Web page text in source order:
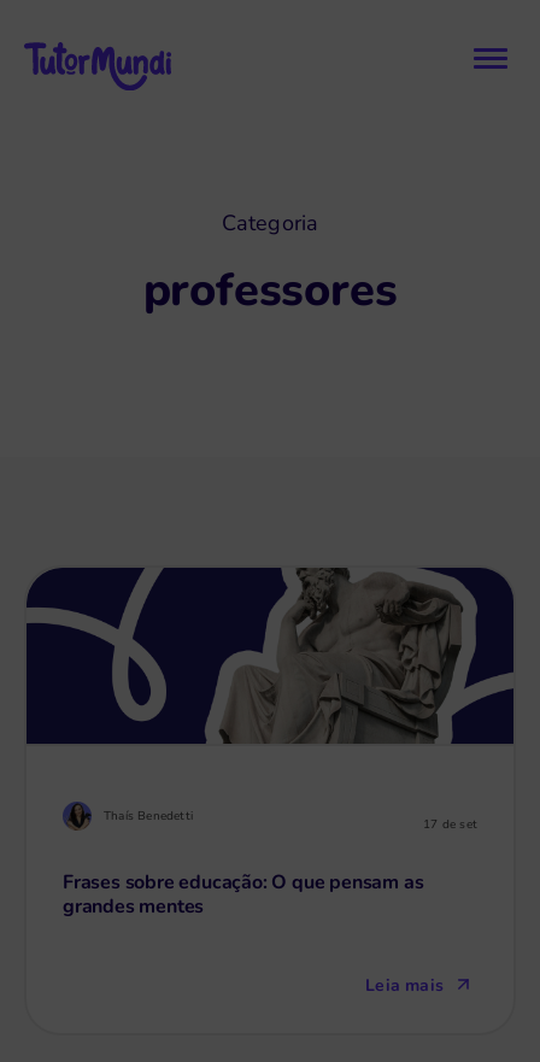
Categoria
professores
Thaís Benedetti 17 de set
Frases sobre educação: O que pensam as
grandes mentes
Leia mais